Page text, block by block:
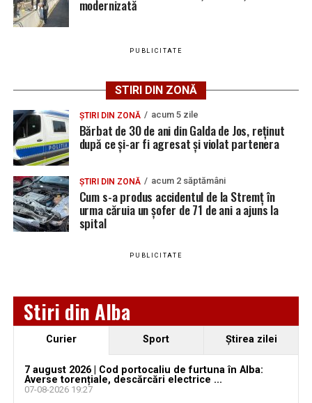
preferată pe Google
Urmărește Ziarul Unirea pe Social Media
YouTube Instagram WhatsApp TikTok
Jaf de peste 300.000 de euro, la Teiuș. Familia
păgubită susține că ancheta bate pasul pe loc, la
aproape o lună de la spargere
Locuri de muncă în Sântimbru, disponibile la 4
august 2026. AJOFM Alba a publicat lista posturilor
vacante
modernizată
PUBLICITATE
STIRI DIN ZONĂ
ȘTIRI DIN ZONĂ acum 5 zile
Bărbat de 30 de ani din Galda de Jos, reținut
după ce și-ar fi agresat și violat partenera
ȘTIRI DIN ZONĂ acum 2 săptămâni
Cum s-a produs accidentul de la Stremț în
urma căruia un șofer de 71 de ani a ajuns la
spital
PUBLICITATE
Stiri din Alba
Curier Sport Ştirea zilei
7 august 2026 | Cod portocaliu de furtuna în Alba:
Averse torențiale, descărcări electrice ...
07-08-2026 19:27